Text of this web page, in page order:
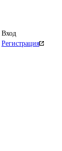
Вход
Регистрация